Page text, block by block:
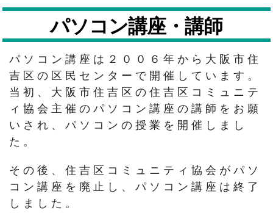
パソコン講座・講師
パソコン講座は２００６年から大阪市住
吉区の区民センターで開催しています。
当初、大阪市住吉区の住吉区コミュニテ
ィ協会主催のパソコン講座の講師をお願
いされ、パソコンの授業を開催しまし
た。
その後、住吉区コミュニティ協会がパソ
コン講座を廃止し、パソコン講座は終了
しました。